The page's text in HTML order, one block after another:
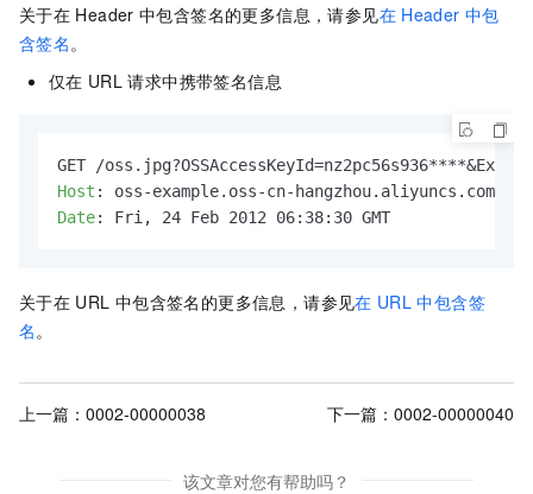
关于在 Header 中包含签名的更多信息，请参见在 Header 中包
含签名 。
仅在 URL 请求中携带签名信息
Host :
Date: Fri, 24 Feb 2012 06:38:30 GMT
关于在 URL 中包含签名的更多信息，请参见在 URL 中包含签
名 。
上一篇： 0002-00000038 下一篇： 0002-00000040
该文章对您有帮助吗？